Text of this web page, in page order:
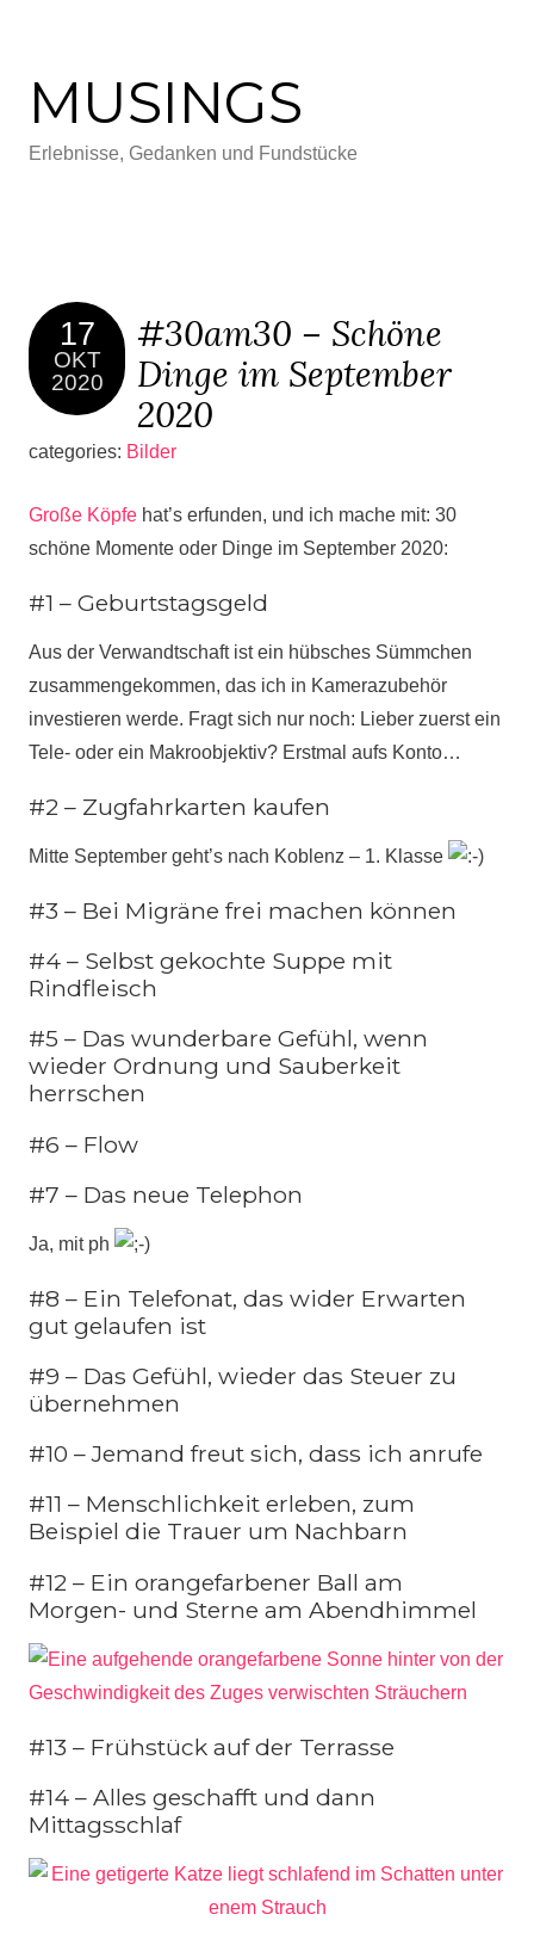
MUSINGS
Erlebnisse, Gedanken und Fundstücke
17
OKT
2020
#30am30 – Schöne
Dinge im September
2020
categories: Bilder
Große Köpfe hat’s erfunden, und ich mache mit: 30
schöne Momente oder Dinge im September 2020:
#1 – Geburtstagsgeld
Aus der Verwandtschaft ist ein hübsches Sümmchen
zusammengekommen, das ich in Kamerazubehör
investieren werde. Fragt sich nur noch: Lieber zuerst ein
Tele- oder ein Makroobjektiv? Erstmal aufs Konto…
#2 – Zugfahrkarten kaufen
Mitte September geht’s nach Koblenz – 1. Klasse
#3 – Bei Migräne frei machen können
#4 – Selbst gekochte Suppe mit
Rindfleisch
#5 – Das wunderbare Gefühl, wenn
wieder Ordnung und Sauberkeit
herrschen
#6 – Flow
#7 – Das neue Telephon
Ja, mit ph
#8 – Ein Telefonat, das wider Erwarten
gut gelaufen ist
#9 – Das Gefühl, wieder das Steuer zu
übernehmen
#10 – Jemand freut sich, dass ich anrufe
#11 – Menschlichkeit erleben, zum
Beispiel die Trauer um Nachbarn
#12 – Ein orangefarbener Ball am
Morgen- und Sterne am Abendhimmel
#13 – Frühstück auf der Terrasse
#14 – Alles geschafft und dann
Mittagsschlaf